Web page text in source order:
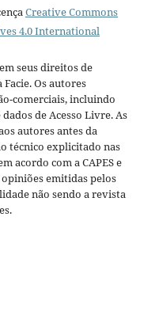
Creative Commons
4.0 International
seus direitos de
Os autores
comerciais, incluindo
de Acesso Livre. As
autores antes da
técnico explicitado nas
acordo com a CAPES e
emitidas pelos
não sendo a revista